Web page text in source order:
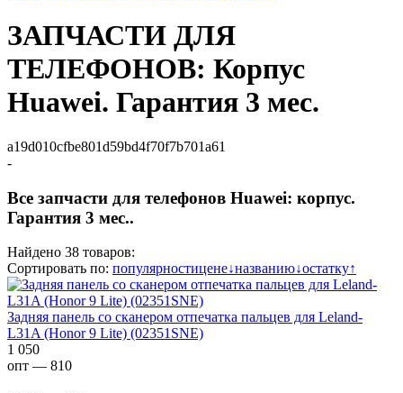
ЗАПЧАСТИ ДЛЯ
ТЕЛЕФОНОВ: Корпус
Huawei. Гарантия 3 мес.
a19d010cfbe801d59bd4f70f7b701a61
-
Все запчасти для телефонов Huawei: корпус.
Гарантия 3 мес..
Найдено 38 товаров:
Сортировать по: популярностицене↓названию↓остатку↑
Задняя панель со сканером отпечатка пальцев для Leland-
L31A (Honor 9 Lite) (02351SNE)
1 050
опт — 810